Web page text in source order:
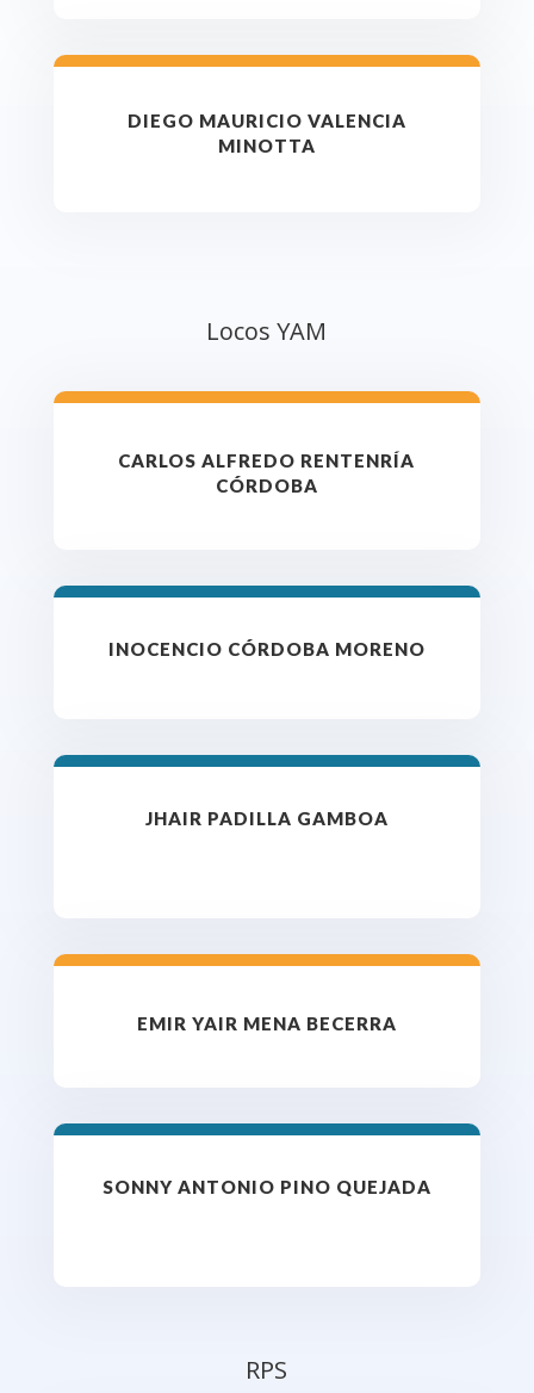
DIEGO MAURICIO VALENCIA
MINOTTA
Locos YAM
CARLOS ALFREDO RENTENRÍA
CÓRDOBA
INOCENCIO CÓRDOBA MORENO
JHAIR PADILLA GAMBOA
EMIR YAIR MENA BECERRA
SONNY ANTONIO PINO QUEJADA
RPS